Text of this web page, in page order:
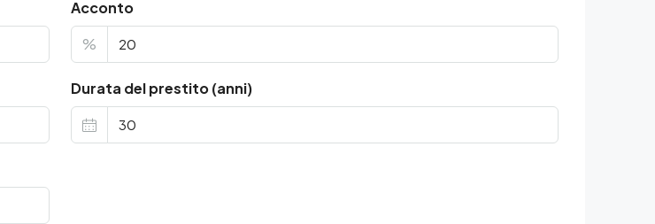
Acconto
%
Durata del prestito (anni)